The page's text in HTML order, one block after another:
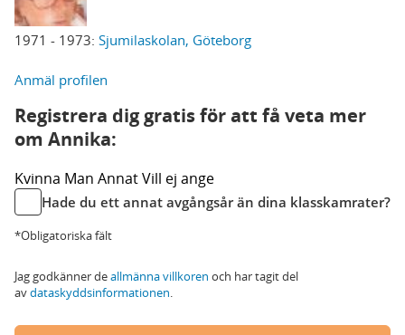
1971 - 1973: Sjumilaskolan, Göteborg
Anmäl profilen
Registrera dig gratis för att få veta mer
om Annika:
Kvinna Man AnnatVill ej ange
Hade du ett annat avgångsår än dina klasskamrater?
*Obligatoriska fält
Jag godkänner deallmänna villkoren och har tagit del
avdataskyddsinformationen.